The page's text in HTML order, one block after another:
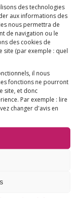
des technologies
aux informations des
nous permettra de
de navigation ou le
des cookies de
site (par exemple : quel
il nous
fonctions ne pourront
site, et donc
Par exemple : lire
changer d'avis en
par Pierre
:
bien plus